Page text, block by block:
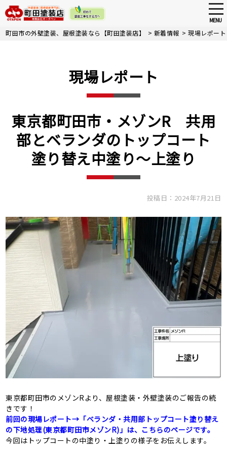
Skip
MENU
町田市の外壁塗装、屋根塗装なら【町田塗装店】 > 新着情報 >現場レポート
現場レポート
東京都町田市・メゾンR 共用
部とベランダのトップコート
塗り替え中塗り～上塗り
投稿日：2024年7月21日
東京都町田市のメゾンRより、屋根塗装・外壁塗装のご報告の続
きです！
前回の現場レポート→「ベランダ・共用部トップコート塗り替え
の下地処理(東京都町田市メゾンR)」は、こちらのページです。
今回はトップコートの中塗り・上塗りの様子をお伝えします。